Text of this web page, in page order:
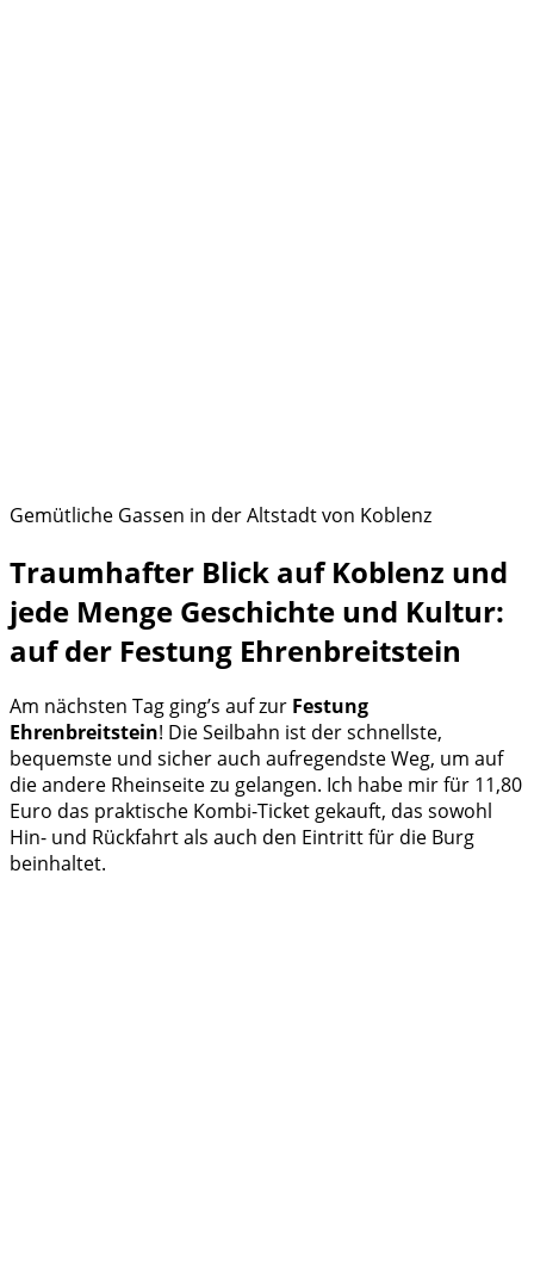
Gemütliche Gassen in der Altstadt von Koblenz
Traumhafter Blick auf Koblenz und
jede Menge Geschichte und Kultur:
auf der Festung Ehrenbreitstein
Am nächsten Tag ging’s auf zur Festung
Ehrenbreitstein! Die Seilbahn ist der schnellste,
bequemste und sicher auch aufregendste Weg, um auf
die andere Rheinseite zu gelangen. Ich habe mir für 11,80
Euro das praktische Kombi-Ticket gekauft, das sowohl
Hin- und Rückfahrt als auch den Eintritt für die Burg
beinhaltet.